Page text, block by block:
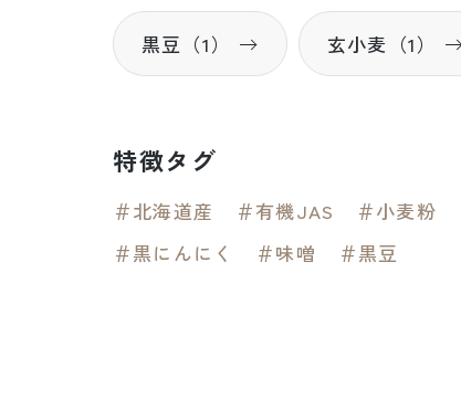
黒豆（1） 玄小麦（1）
特徴タグ
＃北海道産 ＃有機JAS ＃小麦粉
＃黒にんにく
＃味噌 ＃黒豆